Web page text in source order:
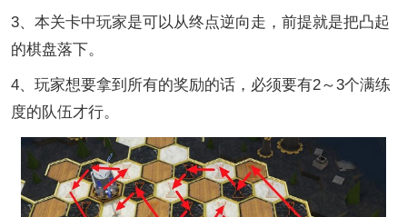
3、本关卡中玩家是可以从终点逆向走，前提就是把凸起
的棋盘落下。
4、玩家想要拿到所有的奖励的话，必须要有2～3个满练
度的队伍才行。